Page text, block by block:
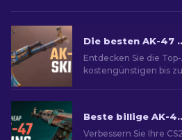
Die besten AK-47
Entdecken Sie die
kostengünstigen bis
Beste billige
Verbessern Sie Ihre